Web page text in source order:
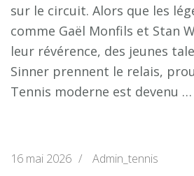
sur le circuit. Alors que les
comme Gaël Monfils et Stan
leur révérence, des jeunes
Sinner prennent le relais,
Tennis moderne est devenu …
16 mai 2026 / Admin_tennis